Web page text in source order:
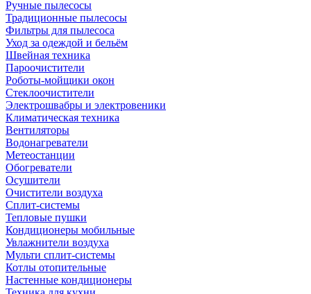
Ручные пылесосы
Традиционные пылесосы
Фильтры для пылесоса
Уход за одеждой и бельём
Швейная техника
Пароочистители
Роботы-мойщики окон
Стеклоочистители
Электрошвабры и электровеники
Климатическая техника
Вентиляторы
Водонагреватели
Метеостанции
Обогреватели
Осушители
Очистители воздуха
Сплит-системы
Тепловые пушки
Кондиционеры мобильные
Увлажнители воздуха
Мульти сплит-системы
Котлы отопительные
Настенные кондиционеры